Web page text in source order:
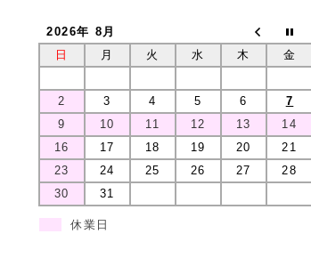
2026年 8月
日
月 火 水 木 金
2
3 4 5 6 7
9
10 11 12 13 14
16
17 18 19 20 21
23
24 25 26 27 28
30
31
休業日